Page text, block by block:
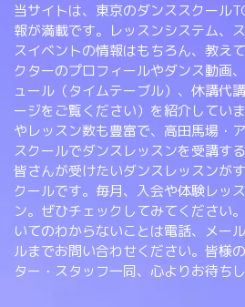
当サイトは、東京のダンススクール
報が満載です。レッスンシステム、
スイベントの情報はもちろん、教え
クターのプロフィールやダンス動画
ュール（タイムテーブル）、休講代
ージをご覧ください）を紹介してい
やレッスン数も豊富で、高田馬場・
スクールでダンスレッスンを受講す
皆さんが受けたいダンスレッスンが
クールです。毎月、入会や体験レッ
ン。ぜひチェックしてみてください
いてのわからないことは電話、メー
ルまでお問い合わせください。皆様
ター・スタッフ一同、心よりお待ち